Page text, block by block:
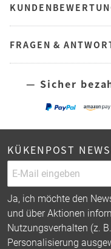
FRAGEN &
— Sicher
KÜKENPOST
Ja, ich möchte den
und über Aktionen
Nutzungsverhalten (z.
Personalisierung